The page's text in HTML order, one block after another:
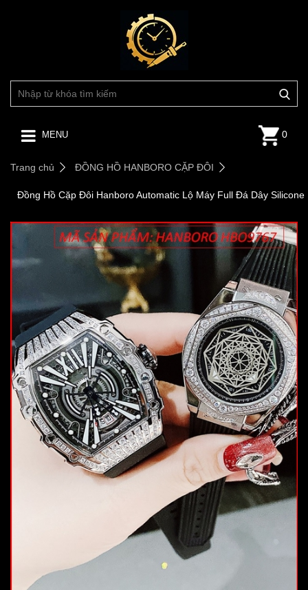
MENU 0
Trang chủ ĐỒNG HỒ HANBORO CẶP ĐÔI
Đồng Hồ Cặp Đôi Hanboro Automatic Lộ Máy Full Đá Dây Silicone